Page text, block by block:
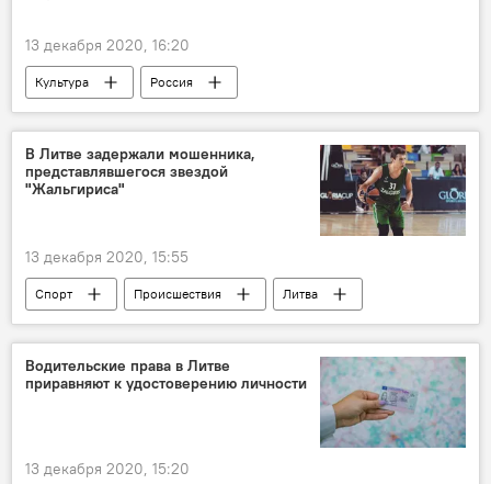
13 декабря 2020, 16:20
Культура Россия
В Литве задержали мошенника,
представлявшегося звездой
"Жальгириса"
13 декабря 2020, 15:55
Спорт Происшествия
Литва
мошенничество
Водительские права в Литве
приравняют к удостоверению личности
13 декабря 2020, 15:20